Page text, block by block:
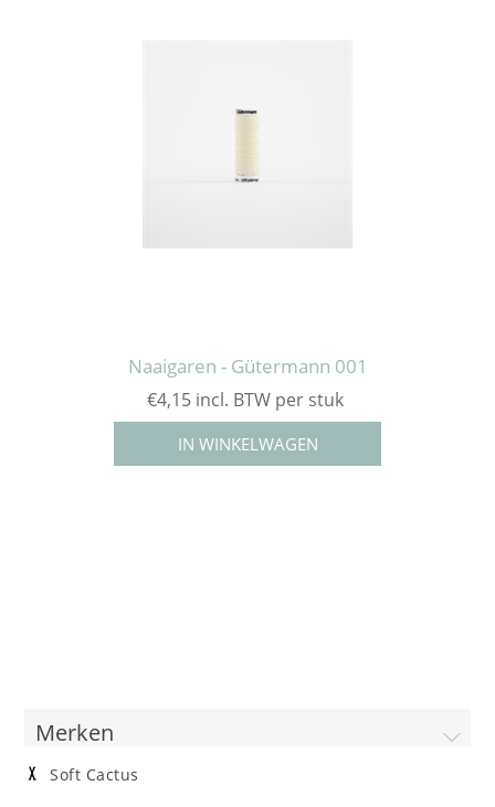
Naaigaren - Gütermann 001
€4,15 incl. BTW per stuk
Merken
Soft Cactus